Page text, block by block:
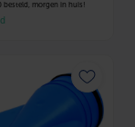
besteld, morgen in huis!